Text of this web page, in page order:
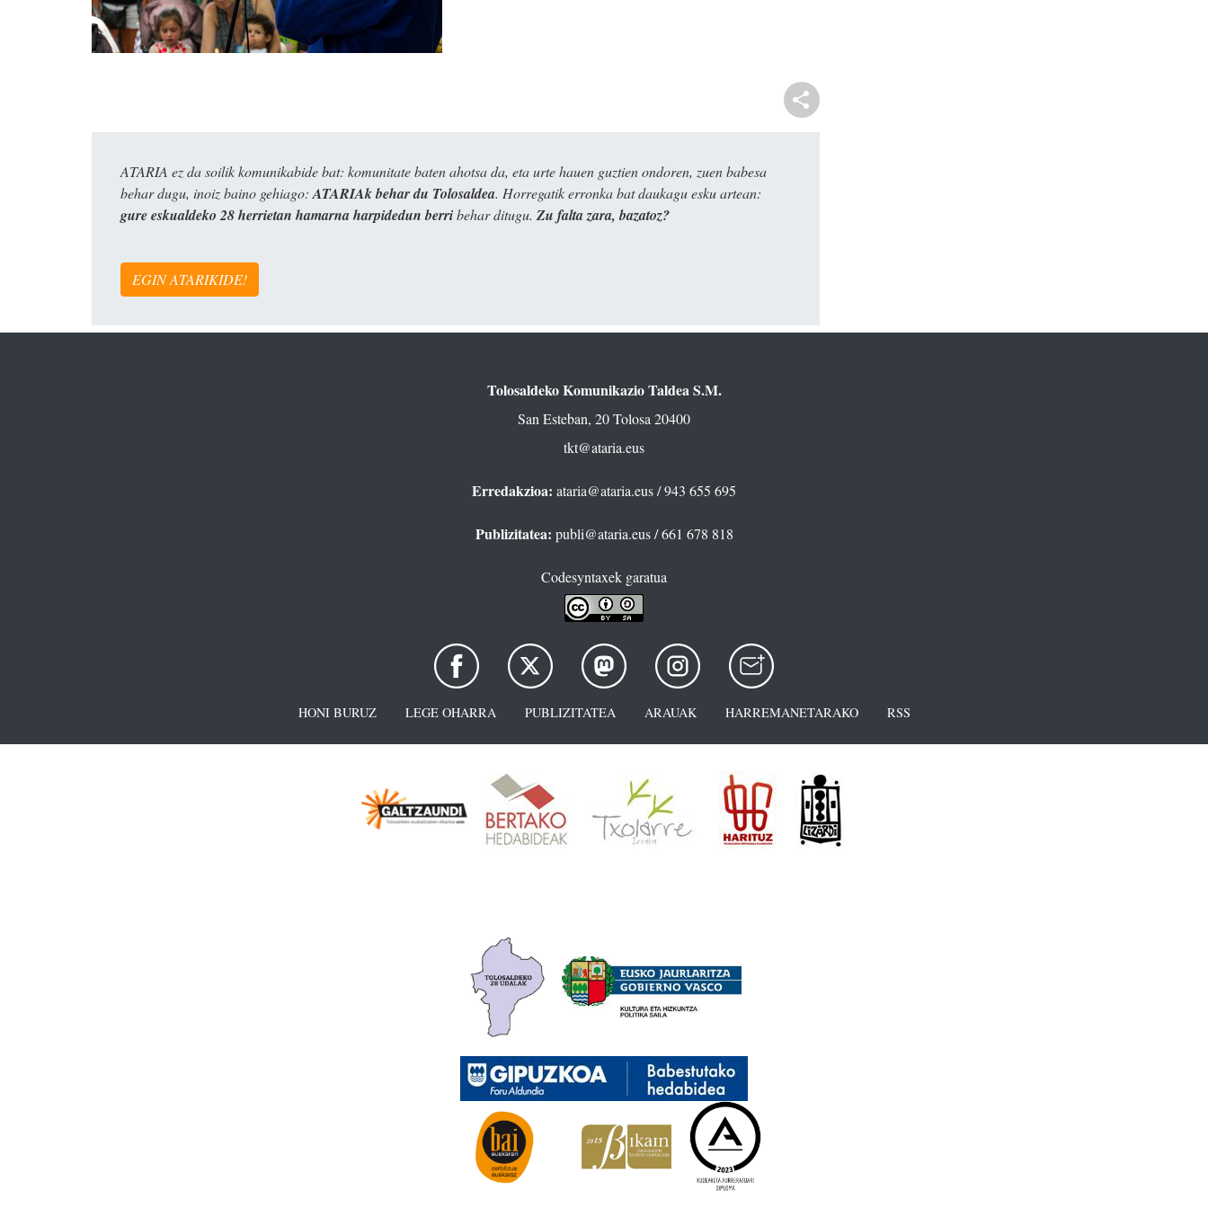
ATARIA ez da soilik komunikabide bat: komunitate baten ahotsa da, eta urte hauen guztien ondoren, zuen babesa
behar dugu, inoiz baino gehiago: ATARIAk behar du Tolosaldea. Horregatik erronka bat daukagu esku artean:
gure eskualdeko 28 herrietan hamarna harpidedun berribehar ditugu. Zu falta zara, bazatoz?
EGIN ATARIKIDE!
Tolosaldeko Komunikazio Taldea S.M.
San Esteban, 20 Tolosa 20400
tkt@ataria.eus
Erredakzioa: ataria@ataria.eus/ 943 655 695
Publizitatea: publi@ataria.eus/ 661 678 818
Codesyntaxek garatua
HONI BURUZ LEGE OHARRA PUBLIZITATEA ARAUAK HARREMANETARAKO RSS